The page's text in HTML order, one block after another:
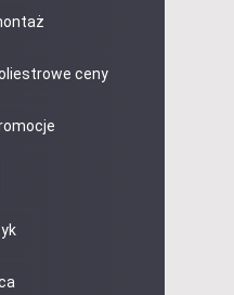
ceny